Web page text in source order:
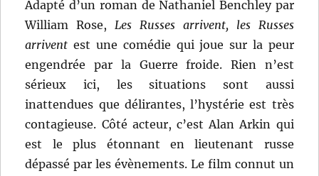
Adapté d’un roman de Nathaniel Benchley par
William Rose,Les Russes arrivent, les Russes
arrivent est une comédie qui joue sur la peur
engendrée par la Guerre froide. Rien n’est
sérieux ici, les situations sont aussi
inattendues que délirantes, l’hystérie est très
contagieuse. Côté acteur, c’est Alan Arkin qui
est le plus étonnant en lieutenant russe
dépassé par les évènements. Le film connut un